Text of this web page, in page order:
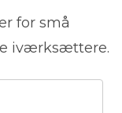
for små
iværksættere.